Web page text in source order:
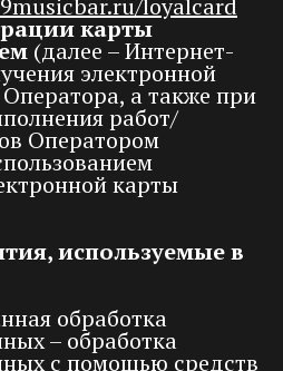
карты
(далее – Интернет-
электронной
а также при
работ/
Оператором
карты
используемые в
обработка
– обработка
с помощью средств